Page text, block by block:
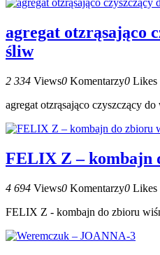
agregat otzrąsająco
śliw
2 334 Views0 Komentarzy0 Likes
agregat otzrąsająco czyszczący
FELIX Z – kombajn
4 694 Views0 Komentarzy0 Likes
FELIX Z - kombajn do zbioru